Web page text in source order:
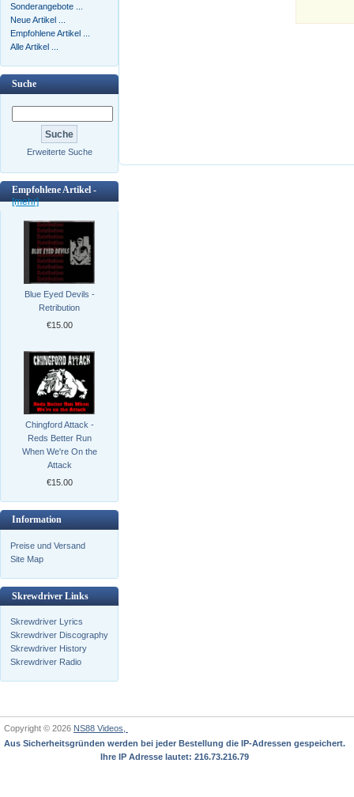
Sonderangebote ...
Neue Artikel ...
Empfohlene Artikel ...
Alle Artikel ...
Suche
Erweiterte Suche
Empfohlene Artikel -
[mehr]
Blue Eyed Devils -
Retribution
€15.00
Chingford Attack -
Reds Better Run
When We're On the
Attack
€15.00
Information
Preise und Versand
Site Map
Skrewdriver Links
Skrewdriver Lyrics
Skrewdriver Discography
Skrewdriver History
Skrewdriver Radio
Copyright © 2026 NS88 Videos,
Aus Sicherheitsgründen werden bei jeder Bestellung die IP-Adressen gespeichert.
Ihre IP Adresse lautet: 216.73.216.79